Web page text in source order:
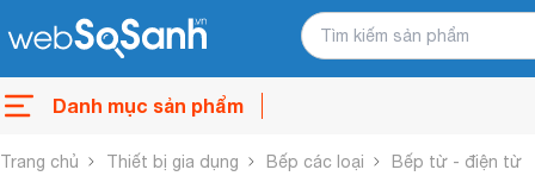
Danh mục sản phẩm
Trang chủ Thiết bị gia dụng Bếp các loại Bếp từ - điện từ